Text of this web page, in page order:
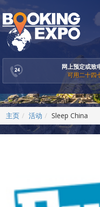
网上预定或致
可用二十四
主页 活动 Sleep China